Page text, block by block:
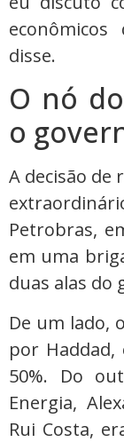
disse.
O nó
o
A decisão
Petrobras,
em uma
duas alas do
De um lado,
por
50%. Do
Energia,
Rui Costa,